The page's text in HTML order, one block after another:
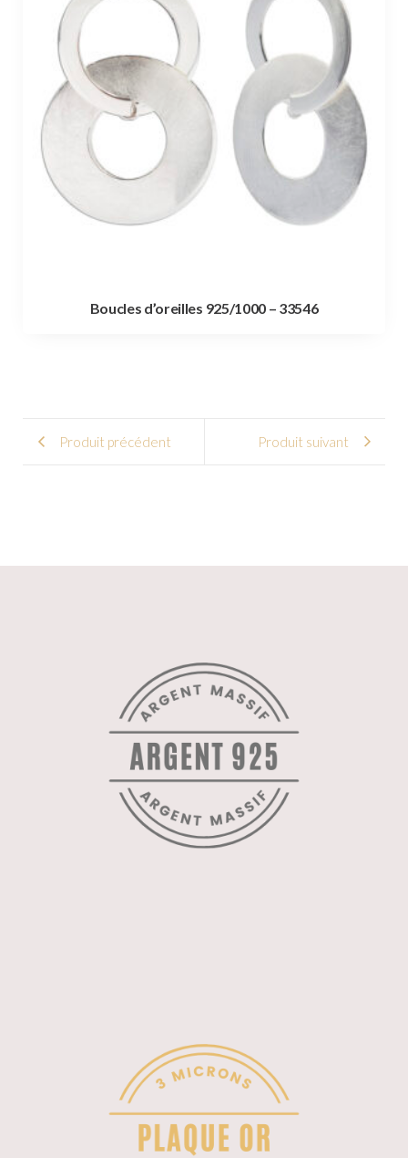
Boucles d’oreilles 925/1000 – 33546
Produit précédent Produit suivant